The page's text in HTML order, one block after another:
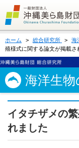
ホーム 総合研究所 海
殖様式に関する論文が掲載さ
海洋生
イタチザメの
れました